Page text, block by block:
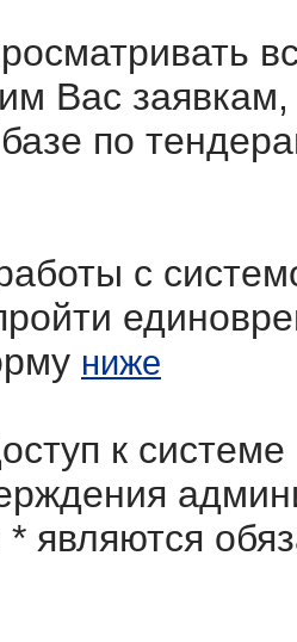
Вас
по
с
ниже
к
* являются